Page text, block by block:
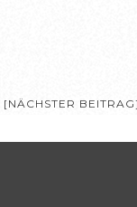
[NÄCHSTER BEITRAG]